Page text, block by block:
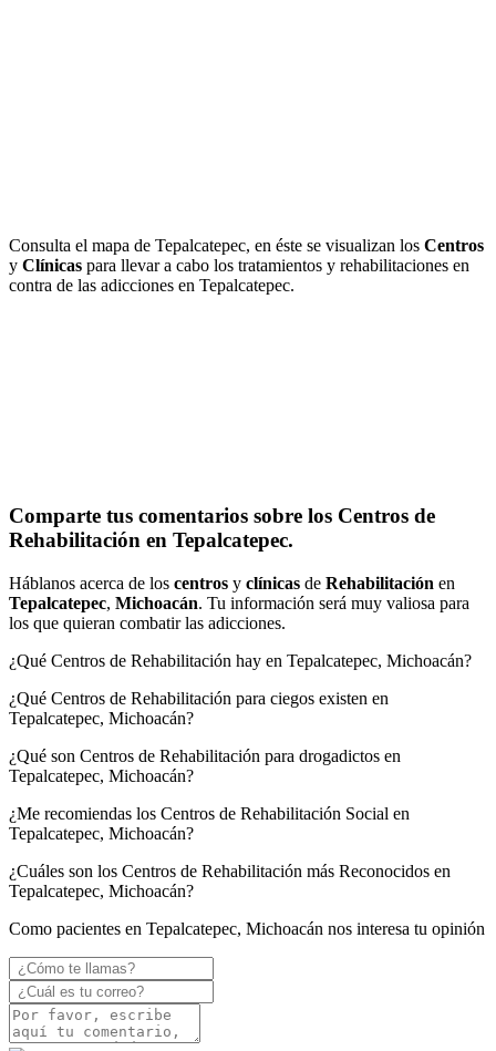
Consulta el mapa de Tepalcatepec, en éste se visualizan los Centros
y Clínicas para llevar a cabo los tratamientos y rehabilitaciones en
contra de las adicciones en Tepalcatepec.
Comparte tus comentarios sobre los Centros de
Rehabilitación en Tepalcatepec.
Háblanos acerca de los centros y clínicas de Rehabilitación en
Tepalcatepec, Michoacán. Tu información será muy valiosa para
los que quieran combatir las adicciones.
¿Qué Centros de Rehabilitación hay en Tepalcatepec, Michoacán?
¿Qué Centros de Rehabilitación para ciegos existen en
Tepalcatepec, Michoacán?
¿Qué son Centros de Rehabilitación para drogadictos en
Tepalcatepec, Michoacán?
¿Me recomiendas los Centros de Rehabilitación Social en
Tepalcatepec, Michoacán?
¿Cuáles son los Centros de Rehabilitación más Reconocidos en
Tepalcatepec, Michoacán?
Como pacientes en Tepalcatepec, Michoacán nos interesa tu opinión